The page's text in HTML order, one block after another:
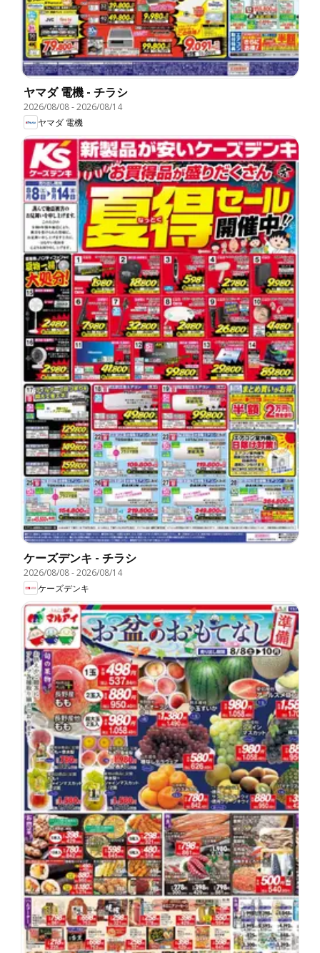
ヤマダ 電機 - チラシ
2026/08/08-2026/08/14
ヤマダ 電機
ケーズデンキ - チラシ
2026/08/08-2026/08/14
ケーズデンキ